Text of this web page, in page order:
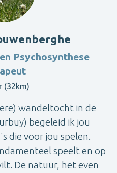
Psychosynthese
(32km)
wandeltocht in de
begeleid ik jou
die voor jou spelen.
speelt en op
De natuur, het even